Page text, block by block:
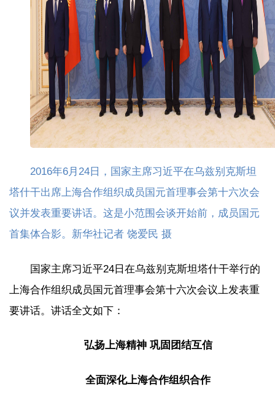
2016年6月24日，国家主席习近平在乌兹别克斯坦
塔什干出席上海合作组织成员国元首理事会第十六次会
议并发表重要讲话。这是小范围会谈开始前，成员国元
首集体合影。新华社记者 饶爱民 摄
国家主席习近平24日在乌兹别克斯坦塔什干举行的
上海合作组织成员国元首理事会第十六次会议上发表重
要讲话。讲话全文如下：
弘扬上海精神 巩固团结互信
全面深化上海合作组织合作